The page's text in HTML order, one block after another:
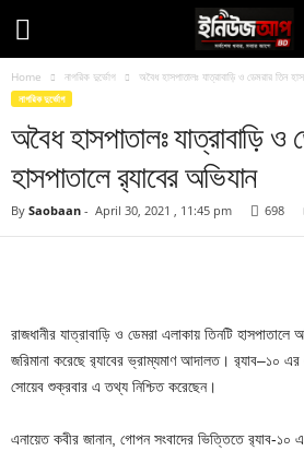
Home নাগরিক দুর্ভোগ অবৈধ হাসপাতালঃ যাত্রাবাড়ি ও ডেমরার তিন
নাগরিক দুর্ভোগ
অবৈধ হাসপাতালঃ যাত্রাবাড়ি ও
হাসপাতালে র‍্যাবের অভিযান
By Saobaan - April 30, 2021 , 11:45 pm 698
রাজধানীর যাত্রাবাড়ি ও ডেমরা এলাকায় তিনটি হাসপাতালে
জরিমানা করেছে র‌্যাবের ভ্রাম্যমাণ আদালত। র‌্যাব–১০
সোয়েব শুক্রবার এ তথ্য নিশ্চিত করেছেন।
এনায়েত কবীর জানান, গোপন সংবাদের ভিত্তিতে র‌্যাব-১০